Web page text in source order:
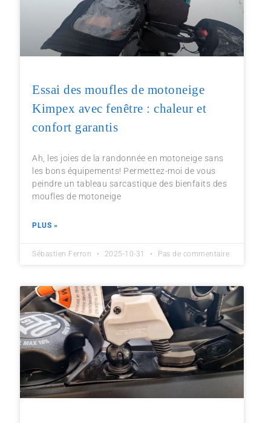
Essai des moufles de motoneige
Kimpex avec fenêtre : chaleur et
confort garantis
Ah, les joies de la randonnée en motoneige sans
les bons équipements! Permettez-moi de vous
peindre un tableau sarcastique des bienfaits des
moufles de motoneige
PLUS »
Sébastien Ferron 2025-10-31 Pas de commentaire